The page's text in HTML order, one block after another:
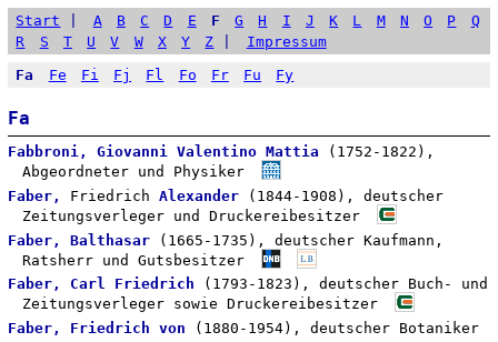
Start A B C D E F G H I J K L M N O P
Q
R
S T U V W X Y Z
Impressum
Fa
Fe Fi Fj Fl Fo Fr Fu Fy
Fa
Fabbroni, Giovanni Valentino Mattia (1752-1822),
Abgeordneter und Physiker
Faber,
FriedrichAlexander (1844-1908), deutscher
Zeitungsverleger und Druckereibesitzer
Faber, Balthasar (1665-1735), deutscher Kaufmann,
Ratsherr und Gutsbesitzer
Faber, Carl Friedrich (1793-1823), deutscher Buch- und
Zeitungsverleger sowie Druckereibesitzer
Faber, Friedrich von (1880-1954), deutscher Botaniker